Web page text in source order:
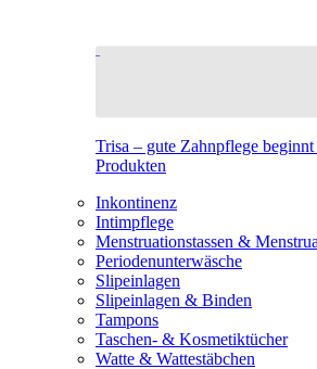
Trisa – gute Zahnpflege
Produkten
Inkontinenz
Intimpflege
Menstruationstassen &
Periodenunterwäsche
Slipeinlagen
Slipeinlagen & Binden
Tampons
Taschen- & Kosmetiktücher
Watte & Wattestäbchen